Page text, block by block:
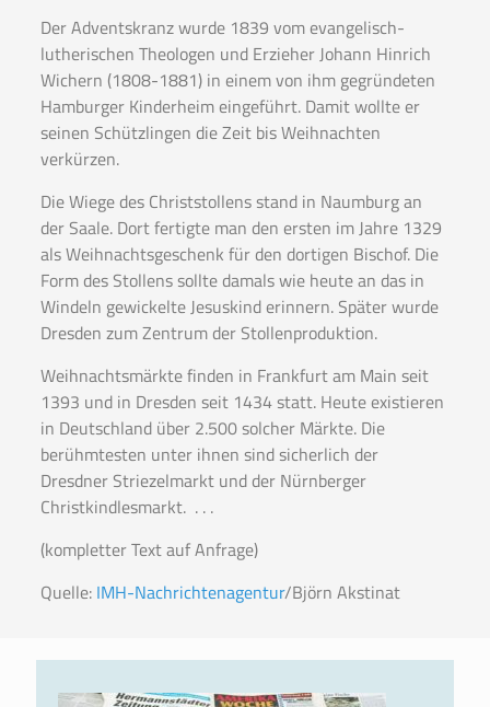
Der Adventskranz wurde 1839 vom evangelisch-
lutherischen Theologen und Erzieher Johann Hinrich
Wichern (1808-1881) in einem von ihm gegründeten
Hamburger Kinderheim eingeführt. Damit wollte er
seinen Schützlingen die Zeit bis Weihnachten
verkürzen.
Die Wiege des Christstollens stand in Naumburg an
der Saale. Dort fertigte man den ersten im Jahre 1329
als Weihnachtsgeschenk für den dortigen Bischof. Die
Form des Stollens sollte damals wie heute an das in
Windeln gewickelte Jesuskind erinnern. Später wurde
Dresden zum Zentrum der Stollenproduktion.
Weihnachtsmärkte finden in Frankfurt am Main seit
1393 und in Dresden seit 1434 statt. Heute existieren
in Deutschland über 2.500 solcher Märkte. Die
berühmtesten unter ihnen sind sicherlich der
Dresdner Striezelmarkt und der Nürnberger
Christkindlesmarkt. . . .
(kompletter Text auf Anfrage)
Quelle: IMH-Nachrichtenagentur/Björn Akstinat